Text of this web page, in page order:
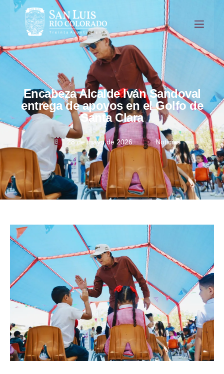
Encabeza Alcalde Iván Sandoval
entrega de apoyos en el Golfo de
Santa Clara
28 de mayo de 2026 Noticias